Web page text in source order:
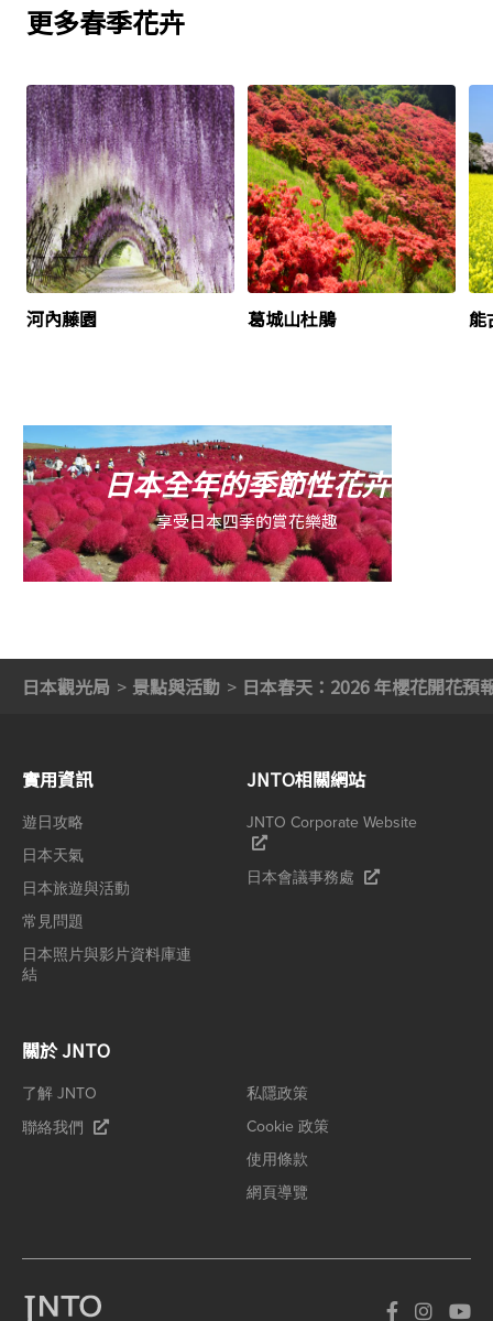
更多春季花卉
河內藤園 葛城山杜鵑 能
日本全年的季節性花卉
享受日本四季的賞花樂趣
日本觀光局 景點與活動 日本春天：2026 年櫻花開花預
實用資訊
遊日攻略
日本天氣
日本旅遊與活動
常見問題
日本照片與影片資料庫連
結
JNTO相關網站
JNTO Corporate Website
日本會議事務處
關於 JNTO
了解 JNTO
聯絡我們
私隱政策
Cookie 政策
使用條款
網頁導覽